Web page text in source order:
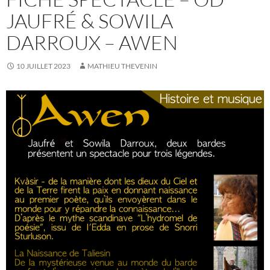
JAUFRÉ & SOWILA
DARROUX – AWEN
10 JUILLET 2023 MATHIEU THEVENIN